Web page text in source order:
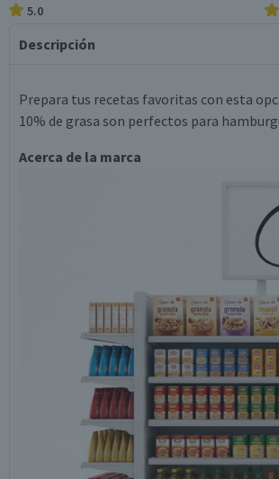
5.0
Descripción
Prepara tus recetas favoritas con esta
10% de grasa son perfectos para
Acerca de la marca